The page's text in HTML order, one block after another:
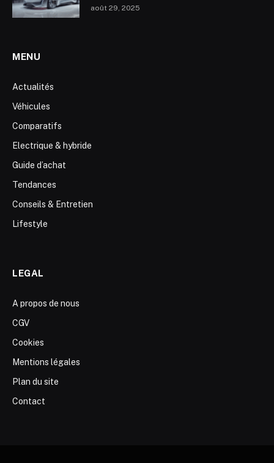
août 29, 2025
MENU
Actualités
Véhicules
Comparatifs
Electrique & hybride
Guide d’achat
Tendances
Conseils & Entretien
Lifestyle
LEGAL
A propos de nous
CGV
Cookies
Mentions légales
Plan du site
Contact